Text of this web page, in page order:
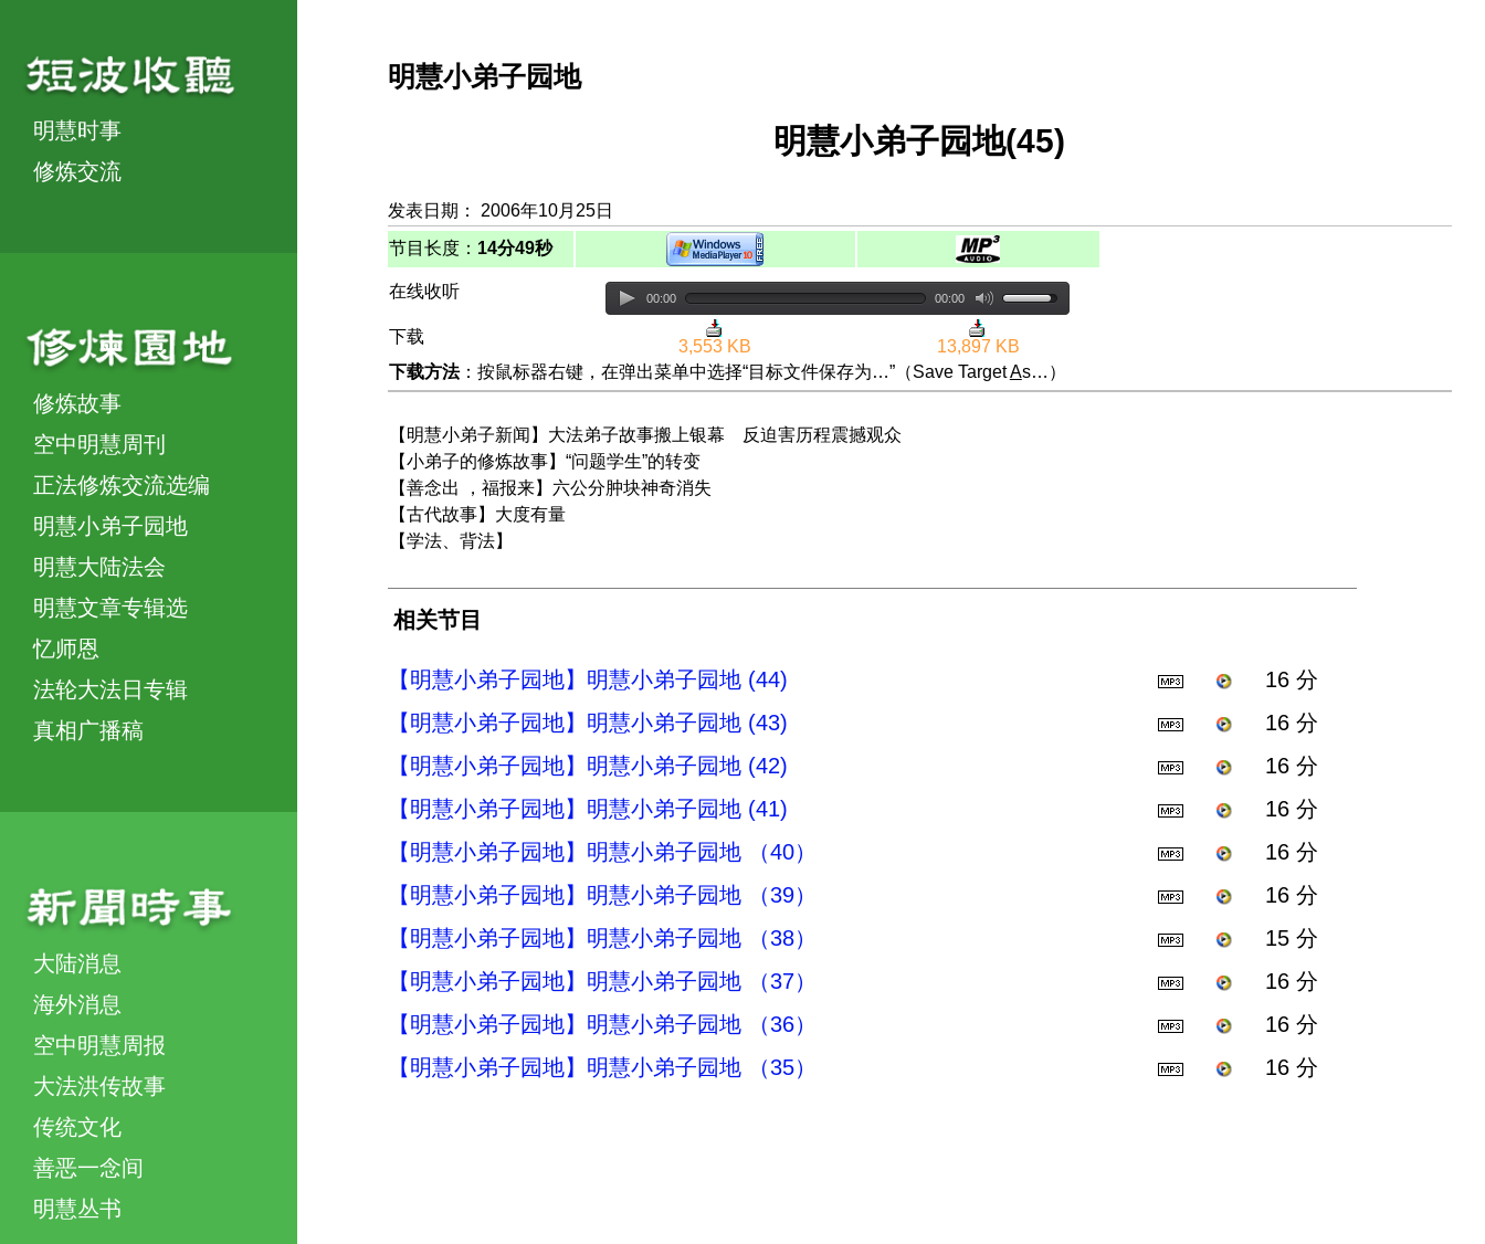
明慧时事
修炼交流
修炼故事
空中明慧周刊
正法修炼交流选编
明慧小弟子园地
明慧大陆法会
明慧文章专辑选
忆师恩
法轮大法日专辑
真相广播稿
大陆消息
海外消息
空中明慧周报
大法洪传故事
传统文化
善恶一念间
明慧丛书
明慧小弟子园地
明慧小弟子园地(45)
发表日期： 2006年10月25日
节目长度： 14分49秒
在线收听 00:00 00:00
下载
3,553 KB
13,897 KB
下载方法：按鼠标器右键，在弹出菜单中选择“目标文件保存为…”（Save TargetAs…）
【明慧小弟子新闻】大法弟子故事搬上银幕 反迫害历程震撼观众
【小弟子的修炼故事】“问题学生”的转变
【善念出 ，福报来】六公分肿块神奇消失
【古代故事】大度有量
【学法、背法】
相关节目
【明慧小弟子园地】明慧小弟子园地 (44)
16 分
【明慧小弟子园地】明慧小弟子园地 (43)
16 分
【明慧小弟子园地】明慧小弟子园地 (42)
16 分
【明慧小弟子园地】明慧小弟子园地 (41)
16 分
【明慧小弟子园地】明慧小弟子园地 （40）
16 分
【明慧小弟子园地】明慧小弟子园地 （39）
16 分
【明慧小弟子园地】明慧小弟子园地 （38）
15 分
【明慧小弟子园地】明慧小弟子园地 （37）
16 分
【明慧小弟子园地】明慧小弟子园地 （36）
16 分
【明慧小弟子园地】明慧小弟子园地 （35）
16 分